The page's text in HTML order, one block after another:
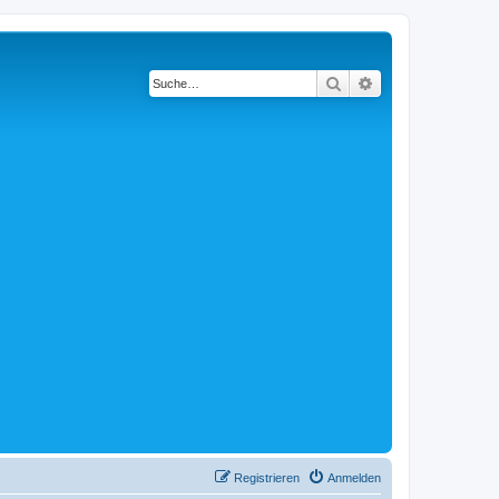
Suche
Anmelden
Registrieren